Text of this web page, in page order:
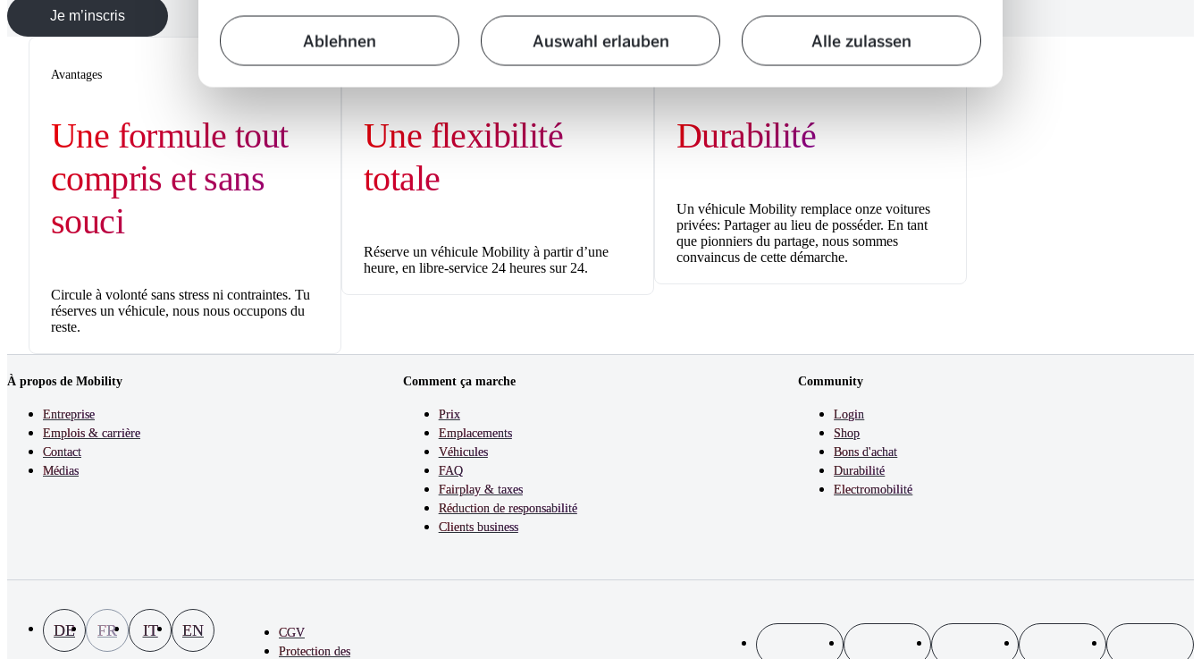
Ablehnen Auswahl erlauben Alle zulassen
Je m’inscris
Avantages
Une formule tout
compris et sans
souci
Circule à volonté sans stress ni contraintes. Tu
réserves un véhicule, nous nous occupons du
reste.
Une flexibilité
totale
Réserve un véhicule Mobility à partir d’une
heure, en libre-service 24 heures sur 24.
Durabilité
Un véhicule Mobility remplace onze voitures
privées: Partager au lieu de posséder. En tant
que pionniers du partage, nous sommes
convaincus de cette démarche.
À propos de Mobility
Entreprise
Emplois & carrière
Contact
Médias
Comment ça marche
Prix
Emplacements
Véhicules
FAQ
Fairplay & taxes
Réduction de responsabilité
Clients business
Community
Login
Shop
Bons d'achat
Durabilité
Electromobilité
DE FR IT EN
CGV
Protection des